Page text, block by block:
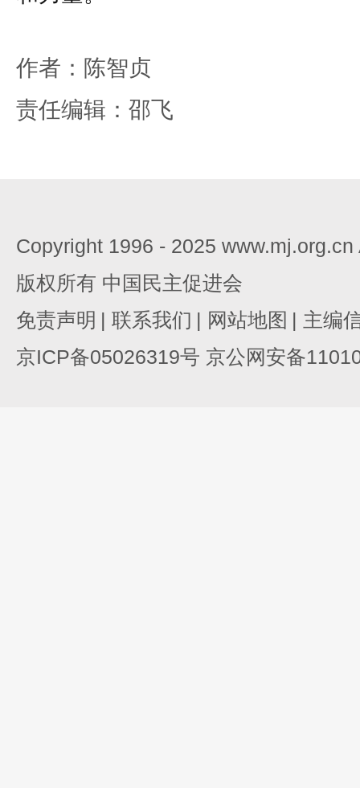
作者：陈智贞
责任编辑：邵飞
Copyright 1996 - 2025
版权所有 中国民主促进会
免责声明 | 联系我们 | 网站地图 | 主编
京ICP备05026319号 京公网安备